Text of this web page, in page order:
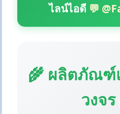
ไลน์ไอดี 💬
🌾 ผลิตภัณฑ์
วงจร